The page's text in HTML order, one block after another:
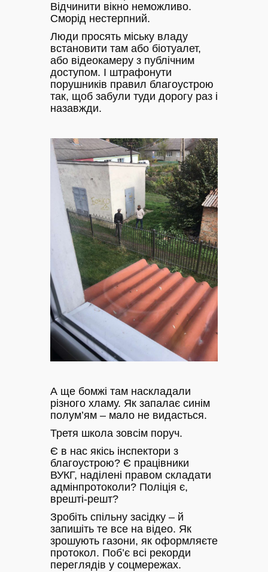
Відчинити вікно неможливо.
Сморід нестерпний.
Люди просять міську владу
встановити там або біотуалет,
або відеокамеру з публічним
доступом. І штрафонути
порушників правил благоустрою
так, щоб забули туди дорогу раз і
назавжди.
А ще бомжі там наскладали
різного хламу. Як запалає синім
полум’ям – мало не видасться.
Третя школа зовсім поруч.
Є в нас якісь інспектори з
благоустрою? Є працівники
ВУКГ, наділені правом складати
адмінпротоколи? Поліція є,
врешті-решт?
Зробіть спільну засідку – й
запишіть те все на відео. Як
зрошують газони, як оформляєте
протокол. Поб’є всі рекорди
переглядів у соцмережах.